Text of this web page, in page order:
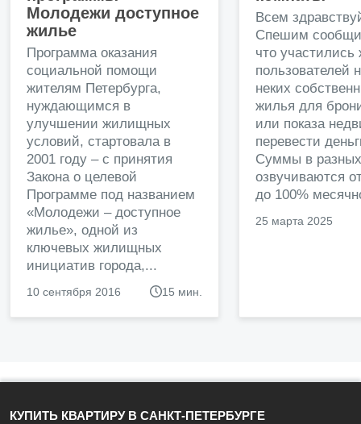
Молодежи доступное
жилье
Программа оказания
социальной помощи
жителям Петербурга,
нуждающимся в
улучшении жилищных
условий, стартовала в
2001 году – с принятия
Закона о целевой
Программе под названием
«Молодежи – доступное
жилье», одной из
ключевых жилищных
инициатив города,...
10 сентября 2016 15 мин.
Всем
Спешим
что
пользователей
неких
жилья для
или показа
перевести
Суммы в
озвучиваются
до 100%
25 марта 2025
КУПИТЬ КВАРТИРУ В САНКТ-ПЕТЕРБУРГЕ